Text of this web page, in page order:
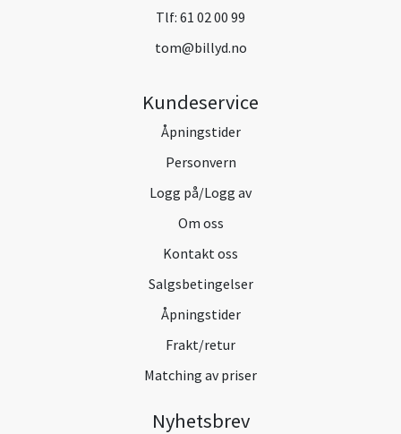
Tlf: 61 02 00 99
tom@billyd.no
Kundeservice
Åpningstider
Personvern
Logg på/Logg av
Om oss
Kontakt oss
Salgsbetingelser
Åpningstider
Frakt/retur
Matching av priser
Nyhetsbrev